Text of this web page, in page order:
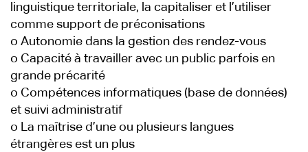
linguistique territoriale, la capitaliser et l’utiliser
comme support de préconisations
o Autonomie dans la gestion des rendez-vous
o Capacité à travailler avec un public parfois en
grande précarité
o Compétences informatiques (base de données)
et suivi administratif
o La maîtrise d’une ou plusieurs langues
étrangères est un plus